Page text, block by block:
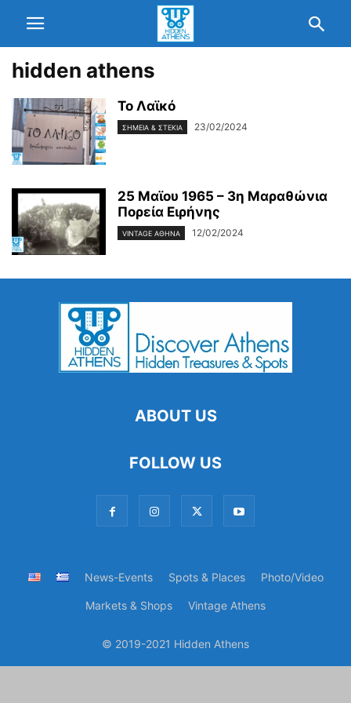
hidden athens
Το Λαϊκό
ΣΗΜΕΊΑ & ΣΤΈΚΙΑ 23/02/2024
25 Μαϊου 1965 – 3η Μαραθώνια
Πορεία Ειρήνης
VINTAGE ΑΘΉΝΑ 12/02/2024
ABOUT US
FOLLOW US
News-Events Spots & Places Photo/Video
Markets & Shops Vintage Athens
© 2019-2021 Hidden Athens